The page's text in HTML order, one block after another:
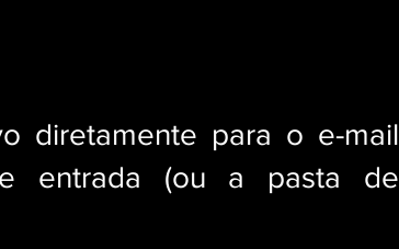
diretamente para o e-mail
entrada (ou a pasta de